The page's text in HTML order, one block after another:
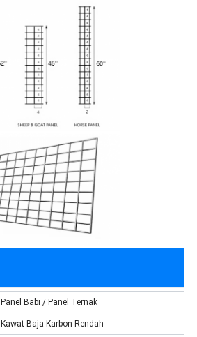
Panel Babi / Panel Ternak
Kawat Baja Karbon Rendah